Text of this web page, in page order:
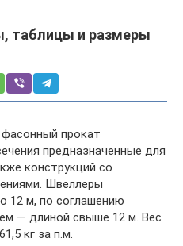
таблицы и размеры
прокат
предназначенные для
конструкций со
Швеллеры
12 м, по соглашению
— длиной свыше 12 м. Вес
кг за п.м.